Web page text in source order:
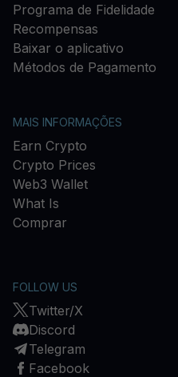
Programa de Fidelidade
Recompensas
Baixar o aplicativo
Métodos de Pagamento
MAIS INFORMAÇÕES
Earn Crypto
Crypto Prices
Web3 Wallet
What Is
Comprar
FOLLOW US
Twitter/X
Discord
Telegram
Facebook